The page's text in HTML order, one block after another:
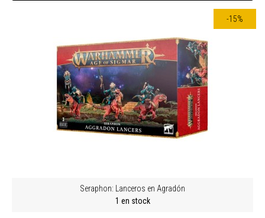
-15%
Seraphon: Lanceros en Agradón
1 en stock